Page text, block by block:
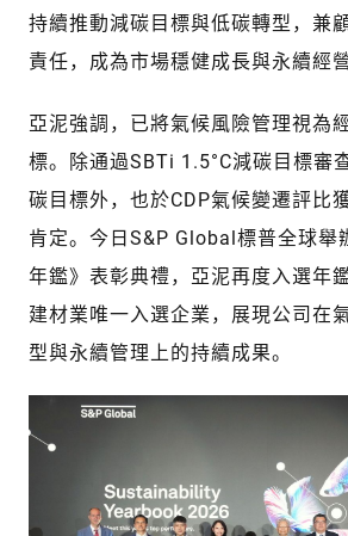
持續推動減碳目標與低碳轉型，兼
責任，成為市場穩健成長與永續經
亞泥強調，已將氣候風險管理視為
標。除通過SBTi 1.5°C減碳目標審
碳目標外，也於CDP氣候變遷評比
肯定。今日S&P Global標普全球舉
年鑑》表彰典禮，亞泥再度入選年
建材業唯一入選企業，展現公司在
型與永續管理上的持續成果。